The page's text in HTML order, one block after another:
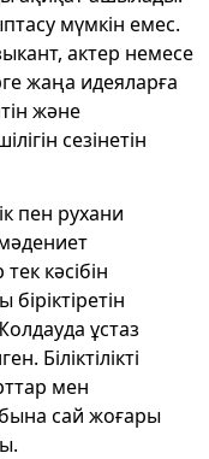
мүмкін емес.
актер немесе
жаңа идеяларға
және
сезінетін
пен рухани
кәсібін
ұстаз
Біліктілікті
мен
сай жоғары